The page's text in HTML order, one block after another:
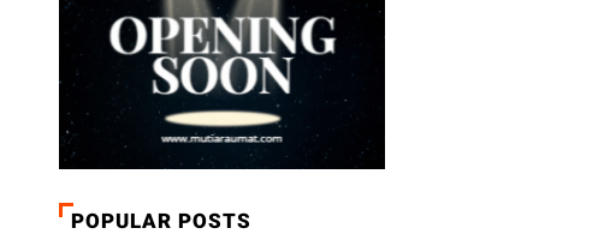
POPULAR POSTS